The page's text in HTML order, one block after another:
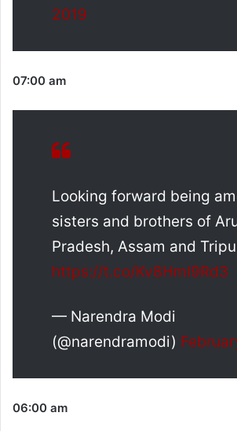
2019
07:00 am
Looking forward being
sisters and brothers of
Pradesh, Assam and
https://t.co/Kv8HmI9Rd3
— Narendra Modi
(@narendramodi)
06:00 am